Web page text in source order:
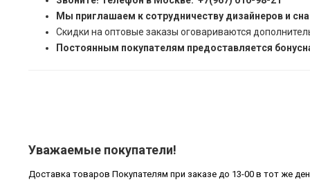
Мы приглашаем к сотрудничеству дизайнеров и
Скидки на оптовые заказы оговариваются
Постоянным покупателям предоставляется
Уважаемые покупатели!
Доставка товаров Покупателям при заказе до 13-00 в тот же